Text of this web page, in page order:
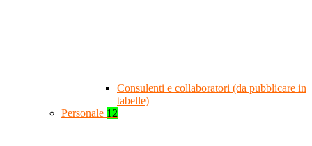
Consulenti e collaboratori (da pubblicare in
tabelle)
Personale 12